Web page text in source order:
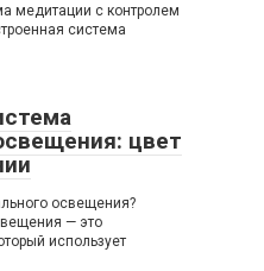
медитации с контролем
система
цвет
освещения?
— это
использует